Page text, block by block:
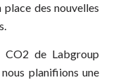
des nouvelles
de Labgroup
planifiions une